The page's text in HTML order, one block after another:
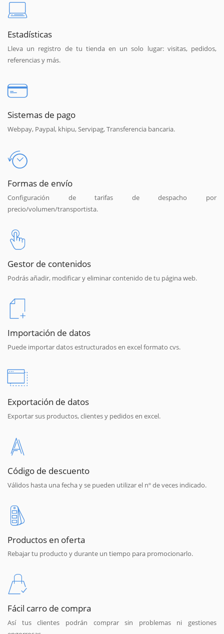
Estadísticas
Lleva un registro de tu tienda en un solo lugar: visitas, pedidos,
referencias y más.
Sistemas de pago
Webpay, Paypal, khipu, Servipag, Transferencia bancaria.
Formas de envío
Configuración de tarifas de despacho por
precio/volumen/transportista.
Gestor de contenidos
Podrás añadir, modificar y eliminar contenido de tu página web.
Importación de datos
Puede importar datos estructurados en excel formato cvs.
Exportación de datos
Exportar sus productos, clientes y pedidos en excel.
Código de descuento
Válidos hasta una fecha y se pueden utilizar el nº de veces indicado.
Productos en oferta
Rebajar tu producto y durante un tiempo para promocionarlo.
Fácil carro de compra
Así tus clientes podrán comprar sin problemas ni gestiones